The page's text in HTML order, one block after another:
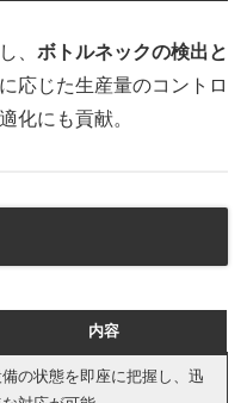
、 ボトルネックの検出と
応じた生産量のコントロ
化にも貢献。
内容
の状態を即座に把握し、迅